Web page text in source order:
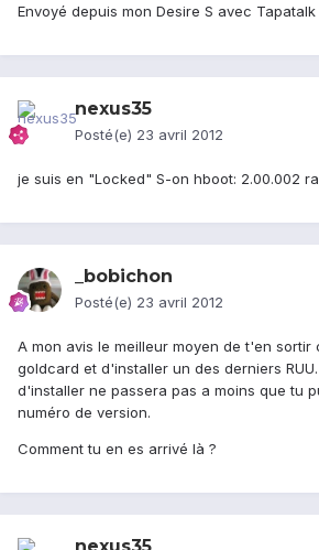
Envoyé depuis mon Desire S avec Tapatalk
nexus35
Posté(e) 23 avril 2012
je suis en "Locked" S-on hboot: 2.00.002
_bobichon
Posté(e) 23 avril 2012
A mon avis le meilleur moyen de t'en
goldcard et d'installer un des derniers
d'installer ne passera pas a moins que tu
numéro de version.
Comment tu en es arrivé là ?